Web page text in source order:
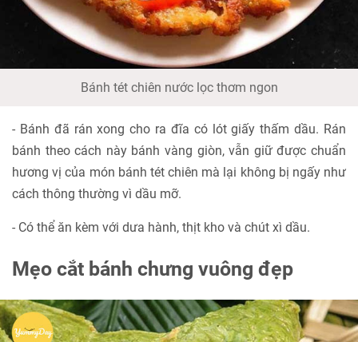
Bánh tét chiên nước lọc thơm ngon
- Bánh đã rán xong cho ra đĩa có lót giấy thấm dầu. Rán
bánh theo cách này bánh vàng giòn, vẫn giữ được chuẩn
hương vị của món bánh tét chiên mà lại không bị ngấy như
cách thông thường vì dầu mỡ.
- Có thể ăn kèm với dưa hành, thịt kho và chút xì dầu.
Mẹo cắt bánh chưng vuông đẹp